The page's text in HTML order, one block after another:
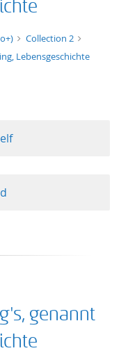
Collection 2
Lebensgeschichte
genannt